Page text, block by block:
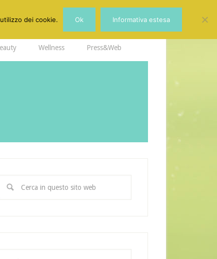
Wellness Press&Web
dei cookie. Ok Informativa estesa